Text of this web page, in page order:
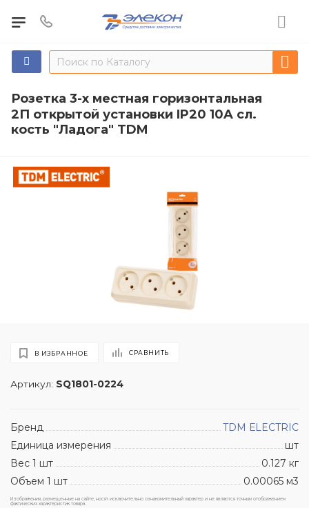
Розетка 3-х местная горизонтальная
2П открытой установки IP20 10A сл.
кость "Ладога" TDM
Артикул: SQ1801-0224
В ИЗБРАННОЕ СРАВНИТЬ
Бренд
TDM ЕLECTRIC
Единица измерения
шт
Вес 1 шт
0.127 кг
Объем 1 шт
0.00065 м3
Изображения, размещенные на сайте, носят исключительно ознакомительный характер и не являются точным отображением
фактических характеристик товара.